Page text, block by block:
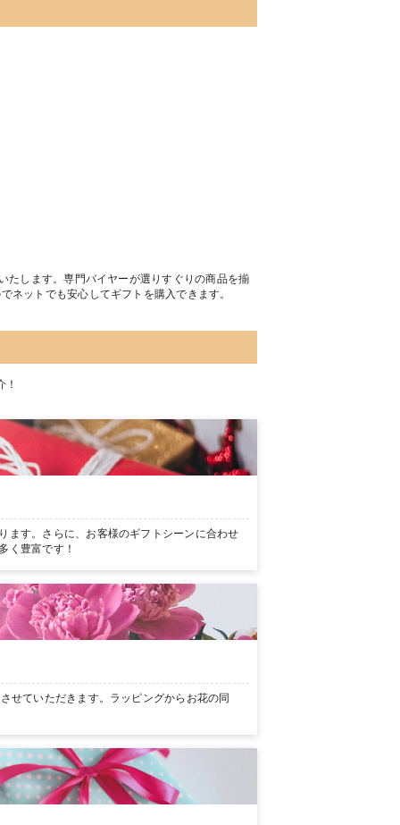
たします。専門バイヤーが選りすぐりの商品を揃
ネットでも安心してギフトを購入できます。
ます。さらに、お客様のギフトシーンに合わせ
く豊富です！
せていただきます。ラッピングからお花の同